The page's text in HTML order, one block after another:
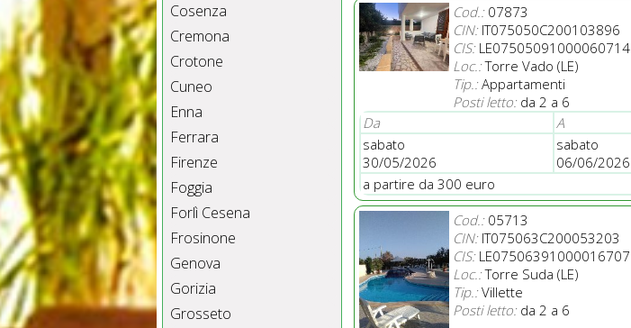
Cosenza
Cremona
Crotone
Cuneo
Enna
Ferrara
Firenze
Foggia
Forlì Cesena
Frosinone
Genova
Gorizia
Grosseto
Cod.:07873
CIN:IT075050C200103896
CIS:LE07505091000060714
Loc.:Torre Vado (LE)
Tip.:Appartamenti
Posti letto:da 2 a 6
Da
A
sabato
30/05/2026
sabato
06/06/2026
a partire da 300 euro
Cod.:05713
CIN:IT075063C200053203
CIS:LE07506391000016707
Loc.:Torre Suda (LE)
Tip.:Villette
Posti letto:da 2 a 6